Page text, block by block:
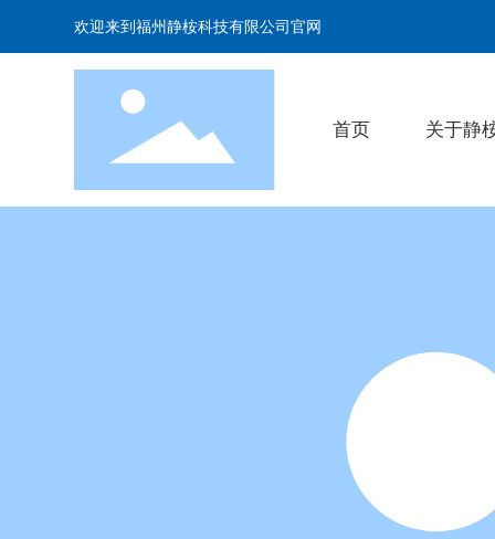
欢迎来到福州静桉科技有限公司官网
首页 关于静